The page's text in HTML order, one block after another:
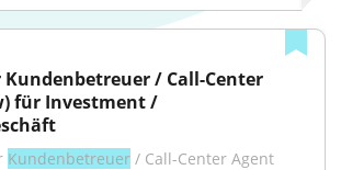
Kundenbetreuer / Call-Center
für Investment /
Kundenbetreuer / Call-Center Agent